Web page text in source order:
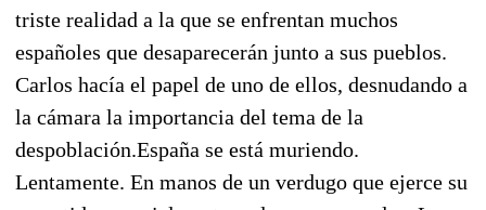
triste realidad a la que se enfrentan muchos
españoles que desaparecerán junto a sus pueblos.
Carlos hacía el papel de uno de ellos, desnudando a
la cámara la importancia del tema de la
despoblación.España se está muriendo.
Lentamente. En manos de un verdugo que ejerce su